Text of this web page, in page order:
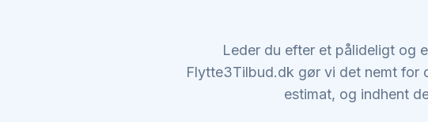
Leder du efter et pålideligt og
Flytte3Tilbud.dk gør vi det nemt for
estimat, og indhent